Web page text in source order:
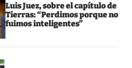
Luis Juez, sobre el capítulo de
Tierras: “Perdimos porque no
fuimos inteligentes”